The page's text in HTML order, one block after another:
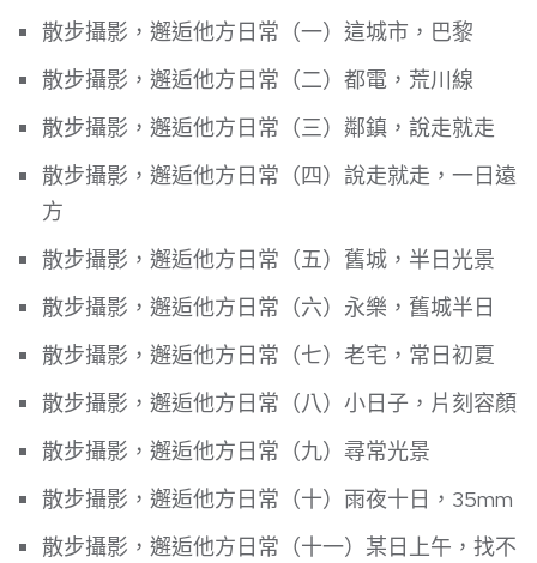
散步攝影，邂逅他方日常（一）這城市，巴黎
散步攝影，邂逅他方日常（二）都電，荒川線
散步攝影，邂逅他方日常（三）鄰鎮，說走就走
散步攝影，邂逅他方日常（四）說走就走，一日遠
方
散步攝影，邂逅他方日常（五）舊城，半日光景
散步攝影，邂逅他方日常（六）永樂，舊城半日
散步攝影，邂逅他方日常（七）老宅，常日初夏
散步攝影，邂逅他方日常（八）小日子，片刻容顏
散步攝影，邂逅他方日常（九）尋常光景
散步攝影，邂逅他方日常（十）雨夜十日，35mm
散步攝影，邂逅他方日常（十一）某日上午，找不